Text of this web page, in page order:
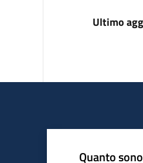
Ultimo
Quanto